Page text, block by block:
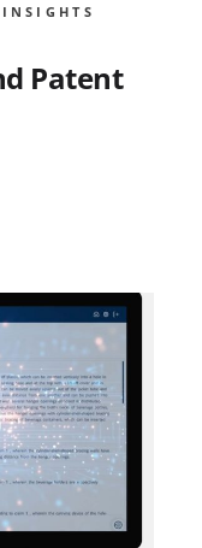
Patent